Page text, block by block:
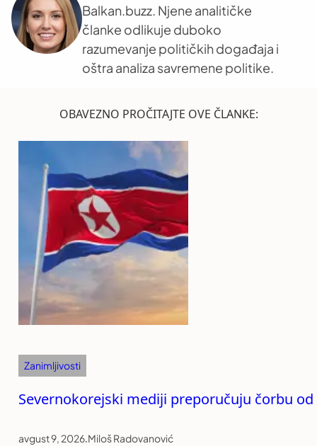
Balkan.buzz. Njene analitičke
članke odlikuje duboko
razumevanje političkih događaja i
oštra analiza savremene politike.
OBAVEZNO PROČITAJTE OVE ČLANKE:
Zanimljivosti
Severnokorejski mediji preporučuju čorbu
avgust 9, 2026.Miloš Radovanović